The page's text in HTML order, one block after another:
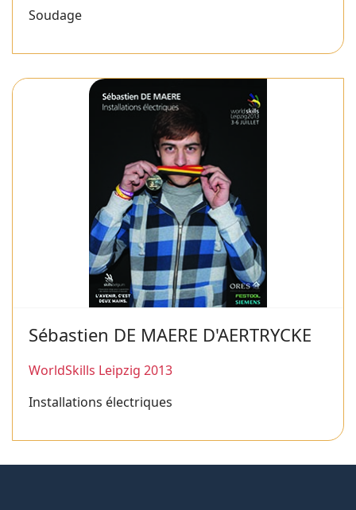
Soudage
Sébastien DE MAERE D'AERTRYCKE
WorldSkills Leipzig 2013
Installations électriques